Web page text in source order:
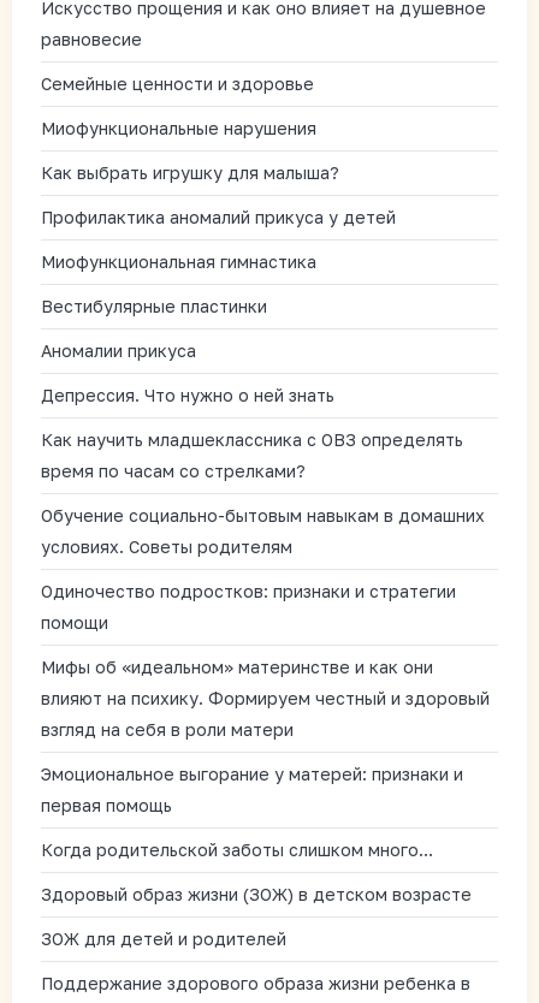
Искусство прощения и как оно влияет на душевное
равновесие
Семейные ценности и здоровье
Миофункциональные нарушения
Как выбрать игрушку для малыша?
Профилактика аномалий прикуса у детей
Миофункциональная гимнастика
Вестибулярные пластинки
Аномалии прикуса
Депрессия. Что нужно о ней знать
Как научить младшеклассника с ОВЗ определять
время по часам со стрелками?
Обучение социально-бытовым навыкам в домашних
условиях. Советы родителям
Одиночество подростков: признаки и стратегии
помощи
Мифы об «идеальном» материнстве и как они
влияют на психику. Формируем честный и здоровый
взгляд на себя в роли матери
Эмоциональное выгорание у матерей: признаки и
первая помощь
Когда родительской заботы слишком много…
Здоровый образ жизни (ЗОЖ) в детском возрасте
ЗОЖ для детей и родителей
Поддержание здорового образа жизни ребенка в